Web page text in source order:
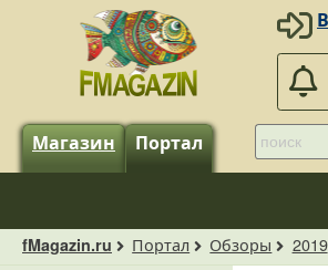
Магазин Портал
fMagazin.ru Портал Обзоры 2019